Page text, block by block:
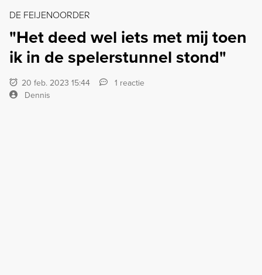
DE FEIJENOORDER
"Het deed wel iets met mij toen
ik in de spelerstunnel stond"
20 feb. 2023 15:44
1 reactie
Dennis